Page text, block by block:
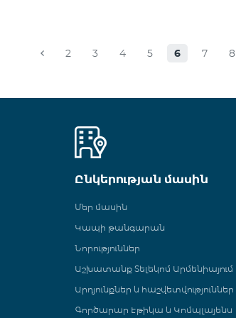
2 3 4 5 6 7 8
Ընկերության մասին
Մեր մասին
Կապի թանգարան
Նորություններ
Աշխատանք Տելեկոմ Արմենիայում
Արդյունքներ և հաշվետվություններ
Գործարար Էթիկա և Կոմպլայենս